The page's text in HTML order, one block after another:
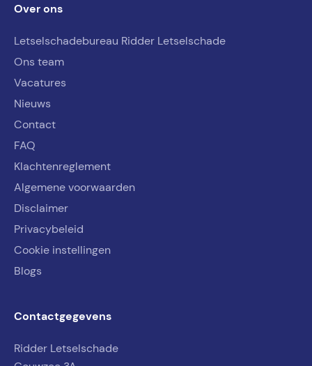
Over ons
Letselschadebureau Ridder Letselschade
Ons team
Vacatures
Nieuws
Contact
FAQ
Klachtenreglement
Algemene voorwaarden
Disclaimer
Privacybeleid
Cookie instellingen
Blogs
Contactgegevens
Ridder Letselschade